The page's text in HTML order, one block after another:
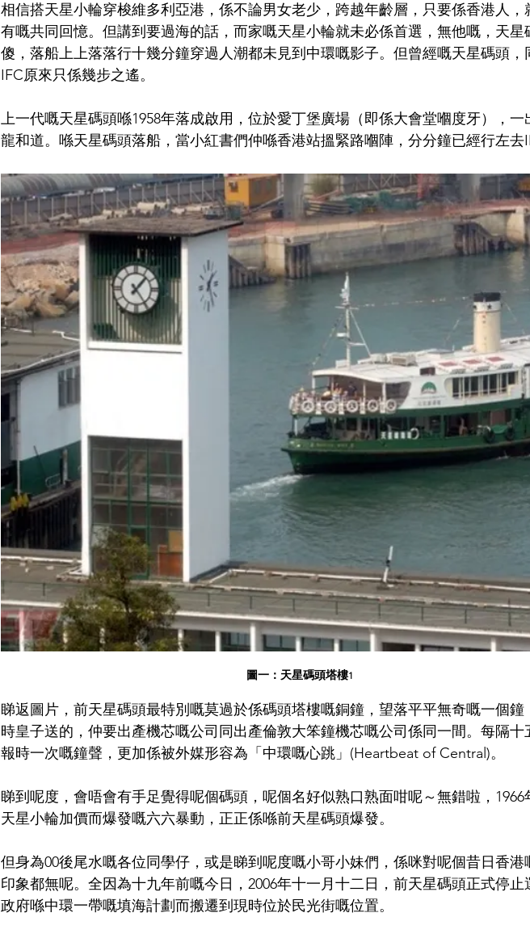
相信搭天星小輪穿梭維多利亞港，係不論男女老少，跨越年齡層，只要係香港人，
有嘅共同回憶。但講到要過海的話，而家嘅天星小輪就未必係首選，無他嘅，天星
傻，落船上上落落行十幾分鐘穿過人潮都未見到中環嘅影子。但曾經嘅天星碼頭，
IFC原來只係幾步之遙。
上一代嘅天星碼頭喺1958年落成啟用，位於愛丁堡廣場（即係大會堂嗰度牙），一
龍和道。喺天星碼頭落船，當小紅書們仲喺香港站搵緊路嗰陣，分分鐘已經行左去
圖一：天星碼頭塔樓1
睇返圖片，前天星碼頭最特別嘅莫過於係碼頭塔樓嘅銅鐘，望落平平無奇嘅一個鐘
時皇子送的，仲要出產機芯嘅公司同出產倫敦大笨鐘機芯嘅公司係同一間。每隔十
報時一次嘅鐘聲，更加係被外媒形容為「中環嘅心跳」(Heartbeat of Central)。
睇到呢度，會唔會有手足覺得呢個碼頭，呢個名好似熟口熟面咁呢～無錯啦，1966
天星小輪加價而爆發嘅六六暴動，正正係喺前天星碼頭爆發。
但身為00後尾水嘅各位同學仔，或是睇到呢度嘅小哥小妹們，係咪對呢個昔日香港
印象都無呢。全因為十九年前嘅今日，2006年十一月十二日，前天星碼頭正式停止
政府喺中環一帶嘅填海計劃而搬遷到現時位於民光街嘅位置。